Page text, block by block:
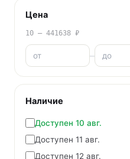
Цена
10 – 441638 ₽
–
Наличие
Доступен 10 авг.
Доступен 11 авг.
Доступен 12 авг.